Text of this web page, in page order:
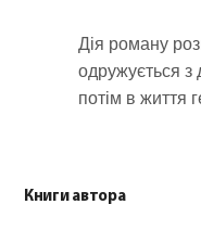
Дія роману
одружується з
потім в життя
Книги автора